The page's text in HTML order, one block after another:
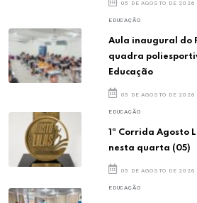
05 DE AGOSTO DE
EDUCAÇÃO
Aula inaugural do
quadra
Educação
05 DE AGOSTO DE
EDUCAÇÃO
1ª Corrida Agosto
nesta quarta (05)
05 DE AGOSTO DE
EDUCAÇÃO